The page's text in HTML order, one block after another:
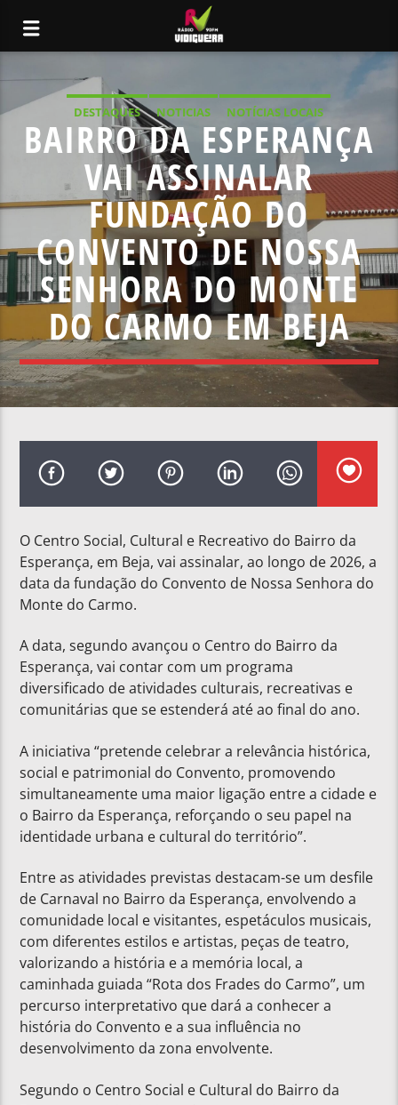
DESTAQUES NOTICIAS
NOTÍCIAS LOCAIS
NOTÍCIAS NACIONAIS
BAIRRO DA ESPERANÇA
VAI ASSINALAR
FUNDAÇÃO DO
CONVENTO DE NOSSA
SENHORA DO MONTE
DO CARMO EM BEJA
O Centro Social, Cultural e Recreativo do Bairro da
Esperança, em Beja, vai assinalar, ao longo de 2026, a
data da fundação do Convento de Nossa Senhora do
Monte do Carmo.
A data, segundo avançou o Centro do Bairro da
Esperança, vai contar com um programa
diversificado de atividades culturais, recreativas e
comunitárias que se estenderá até ao final do ano.
A iniciativa “pretende celebrar a relevância histórica,
social e patrimonial do Convento, promovendo
simultaneamente uma maior ligação entre a cidade e
o Bairro da Esperança, reforçando o seu papel na
identidade urbana e cultural do território”.
Entre as atividades previstas destacam-se um desfile
de Carnaval no Bairro da Esperança, envolvendo a
comunidade local e visitantes, espetáculos musicais,
com diferentes estilos e artistas, peças de teatro,
valorizando a história e a memória local, a
caminhada guiada “Rota dos Frades do Carmo”, um
percurso interpretativo que dará a conhecer a
história do Convento e a sua influência no
desenvolvimento da zona envolvente.
Segundo o Centro Social e Cultural do Bairro da